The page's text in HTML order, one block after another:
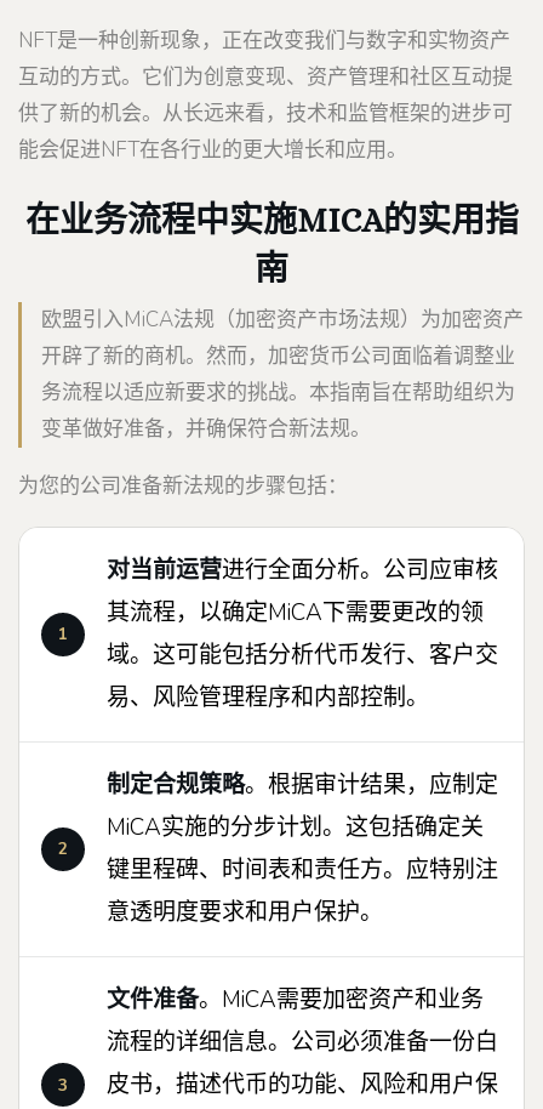
NFT是一种创新现象，正在改变我们与数字和实物资产
互动的方式。它们为创意变现、资产管理和社区互动提
供了新的机会。从长远来看，技术和监管框架的进步可
能会促进NFT在各行业的更大增长和应用。
在业务流程中实施MICA的实用指
南
欧盟引入MiCA法规（加密资产市场法规）为加密资产
开辟了新的商机。然而，加密货币公司面临着调整业
务流程以适应新要求的挑战。本指南旨在帮助组织为
变革做好准备，并确保符合新法规。
为您的公司准备新法规的步骤包括：
对当前运营进行全面分析。公司应审核
其流程，以确定MiCA下需要更改的领
域。这可能包括分析代币发行、客户交
易、风险管理程序和内部控制。
制定合规策略。根据审计结果，应制定
MiCA实施的分步计划。这包括确定关
键里程碑、时间表和责任方。应特别注
意透明度要求和用户保护。
文件准备。MiCA需要加密资产和业务
流程的详细信息。公司必须准备一份白
皮书，描述代币的功能、风险和用户保